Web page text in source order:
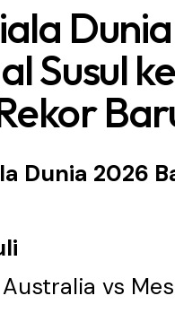
Susul
Dunia 2026
Australia vs